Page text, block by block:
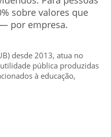
sobre valores que
por empresa.
desde 2013, atua no
pública produzidas
à educação,